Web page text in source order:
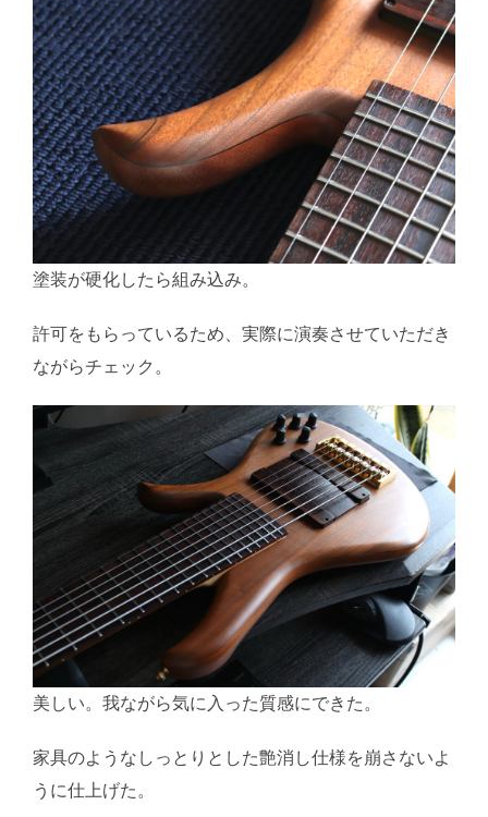
塗装が硬化したら組み込み。
許可をもらっているため、実際に演奏させていただき
ながらチェック。
美しい。我ながら気に入った質感にできた。
家具のようなしっとりとした艶消し仕様を崩さないよ
うに仕上げた。